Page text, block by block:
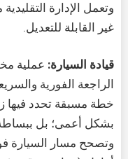
وتعمل الإدارة
غير القابلة للتعديل.
قيادة السيارة: عملية
الراجعة الفورية
خطة مسبقة تحدد فيها
بشكل أعمى؛ بل
وتصحح مسار السيارة